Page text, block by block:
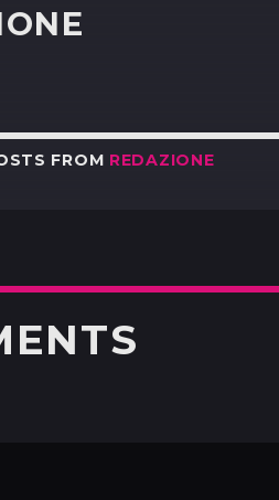
FROM REDAZIONE